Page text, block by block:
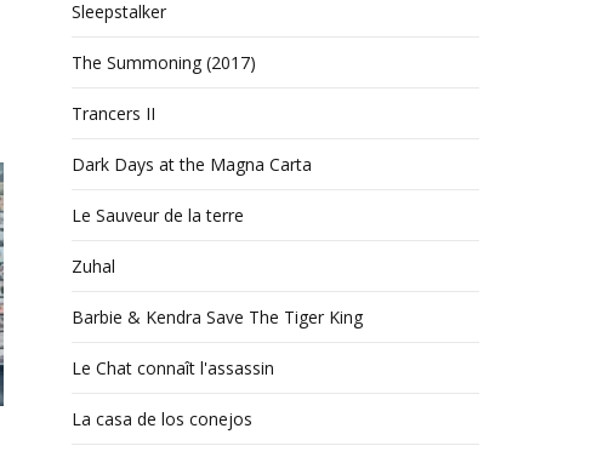
Sleepstalker
The Summoning (2017)
Trancers II
Dark Days at the Magna Carta
Le Sauveur de la terre
Zuhal
Barbie & Kendra Save The Tiger King
Le Chat connaît l'assassin
La casa de los conejos